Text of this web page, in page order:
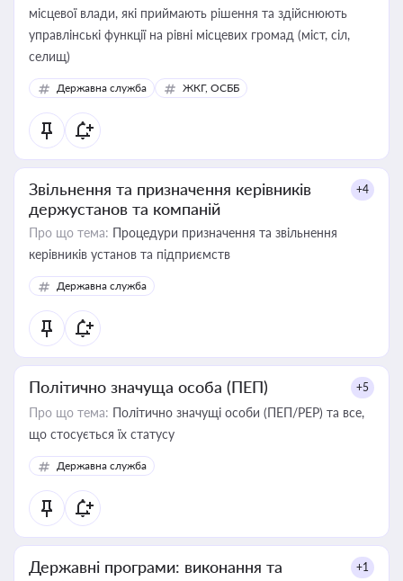
місцевої влади, які приймають рішення та здійснюють
управлінські функції на рівні місцевих громад (міст, сіл,
селищ)
Державна служба ЖКГ, ОСББ
Звільнення та призначення керівників
держустанов та компаній
+4
Про що тема: Процедури призначення та звільнення
керівників установ та підприємств
Державна служба
Політично значуща особа (ПЕП) +5
Про що тема: Політично значущі особи (ПЕП/PEP) та все,
що стосується їх статусу
Державна служба
Державні програми: виконання та
+1